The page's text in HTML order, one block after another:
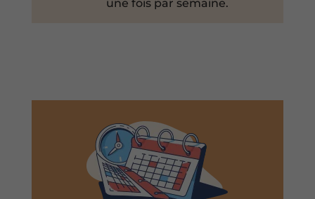
une fois par semaine.